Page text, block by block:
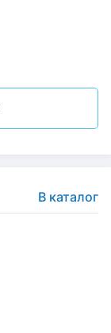
В каталог